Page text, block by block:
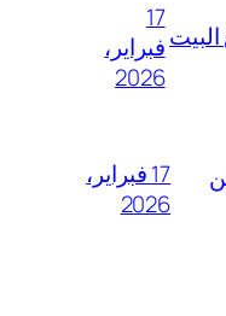
17
فبراير،
2026
17 فبراير،
2026